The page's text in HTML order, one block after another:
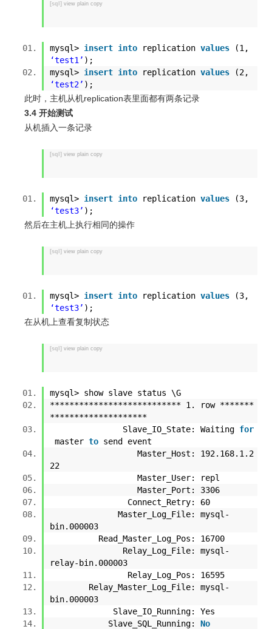
[sql] view plain copy
mysql> insert into replication values (1,
‘test1’ );
mysql> insert into replication values (2,
‘test2’ );
此时，主机从机replication表里面都有两条记录
3.4 开始测试
从机插入一条记录
[sql] view plain copy
mysql> insert into replication values (3,
‘test3’ );
然后在主机上执行相同的操作
[sql] view plain copy
mysql> insert into replication values (3,
‘test3’ );
在从机上查看复制状态
[sql] view plain copy
mysql> show slave status \G
*************************** 1. row *******
********************
Slave_IO_State: Waiting for
master to send event
Master_Host: 192.168.1.2
22
Master_User: repl
Master_Port: 3306
Connect_Retry: 60
Master_Log_File: mysql-
bin.000003
Read_Master_Log_Pos: 16700
Relay_Log_File: mysql-
relay-bin.000003
Relay_Log_Pos: 16595
Relay_Master_Log_File: mysql-
bin.000003
Slave_IO_Running: Yes
Slave_SQL_Running: No